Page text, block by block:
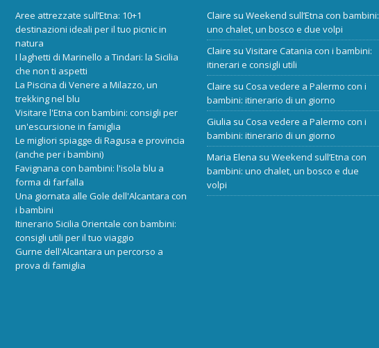
Aree attrezzate sull’Etna: 10+1
destinazioni ideali per il tuo picnic in
natura
I laghetti di Marinello a Tindari: la Sicilia
che non ti aspetti
La Piscina di Venere a Milazzo, un
trekking nel blu
Visitare l'Etna con bambini: consigli per
un'escursione in famiglia
Le migliori spiagge di Ragusa e provincia
(anche per i bambini)
Favignana con bambini: l'isola blu a
forma di farfalla
Una giornata alle Gole dell'Alcantara con
i bambini
Itinerario Sicilia Orientale con bambini:
consigli utili per il tuo viaggio
Gurne dell'Alcantara un percorso a
prova di famiglia
Claire suWeekend sull’Etna con bambini:
uno chalet, un bosco e due volpi
Claire suVisitare Catania con i bambini:
itinerari e consigli utili
Claire suCosa vedere a Palermo con i
bambini: itinerario di un giorno
Giulia suCosa vedere a Palermo con i
bambini: itinerario di un giorno
Maria Elena suWeekend sull’Etna con
bambini: uno chalet, un bosco e due
volpi